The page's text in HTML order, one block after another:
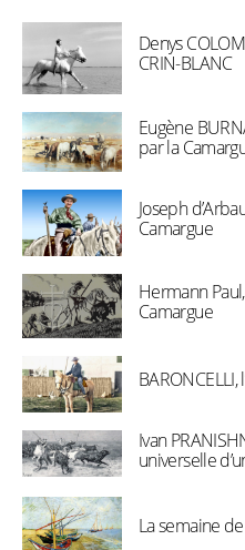
Denys
CRIN-BLANC
Eugène
par la
Joseph
Camargue
Hermann
Camargue
Ivan
universelle
La semaine